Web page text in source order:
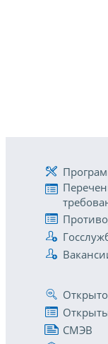
СМЭВ